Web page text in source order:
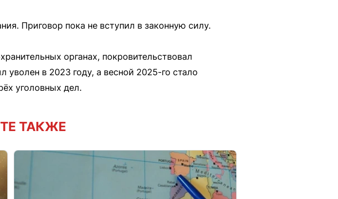
Приговор пока не вступил в законную силу.
органах, покровительствовал
уволен в 2023 году, а весной 2025-го стало
уголовных дел.
ТАКЖЕ